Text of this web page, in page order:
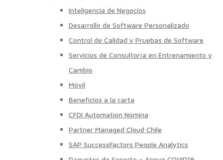
Inteligencia de Negocios
Desarrollo de Software Personalizado
Control de Calidad y Pruebas de Software
Servicios de Consultoría en Entrenamiento y
Cambio
Móvil
Beneficios a la carta
CFDI Automation Nómina
Partner Managed Cloud Chile
SAP SuccessFactors People Analytics